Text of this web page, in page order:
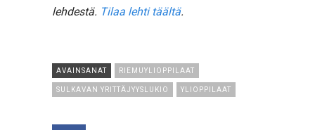
lehdestä. Tilaa lehti täältä.
AVAINSANAT RIEMUYLIOPPILAAT
SULKAVAN YRITTÄJYYSLUKIO YLIOPPILAAT